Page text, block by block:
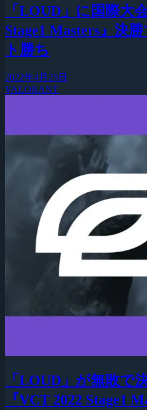
「LOUD」に国際大
Stage1 Masters』決
ト勝ち
2022年4月25日
VALORANT
「LOUD」が無敗で
『VCT 2022 Stage1